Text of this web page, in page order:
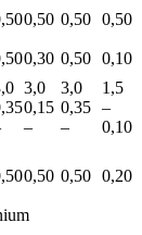
0,50 0,50 0,50
0,30 0,50 0,10
3,0 3,0 1,5
0,15 0,35 –
– – 0,10
0,50 0,50 0,20